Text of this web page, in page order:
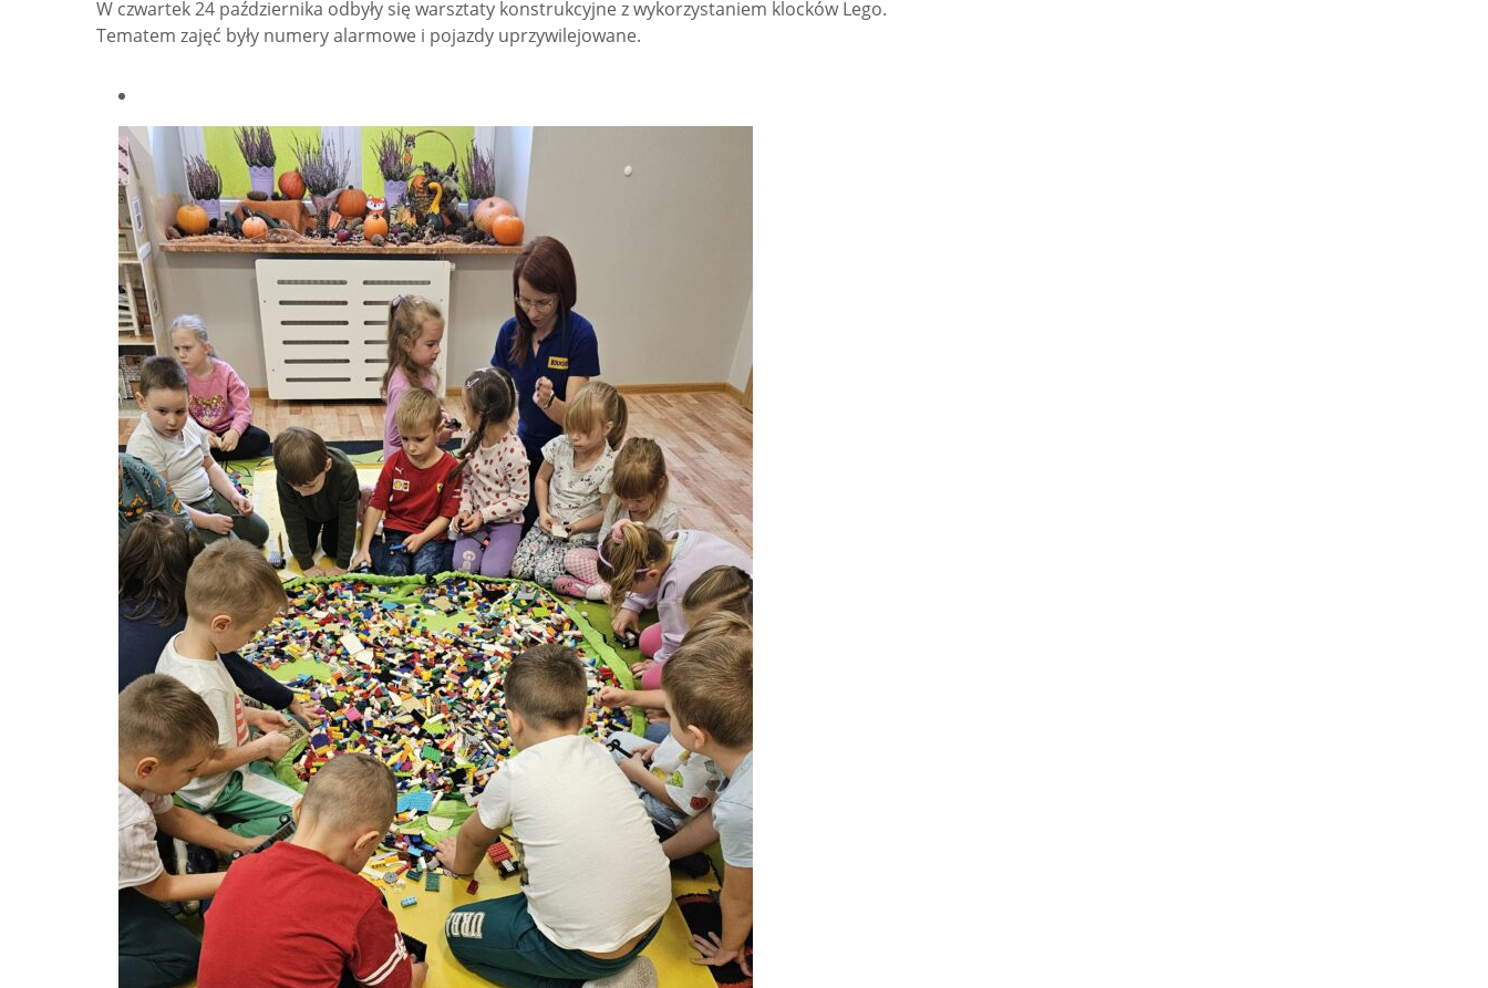
W czwartek 24 października odbyły się warsztaty konstrukcyjne z wykorzystaniem klocków Lego.
Tematem zajęć były numery alarmowe i pojazdy uprzywilejowane.